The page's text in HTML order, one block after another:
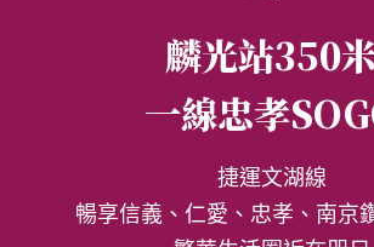
麟光站350
一線忠孝
捷運文湖線
暢享信義、仁愛、忠孝、南京